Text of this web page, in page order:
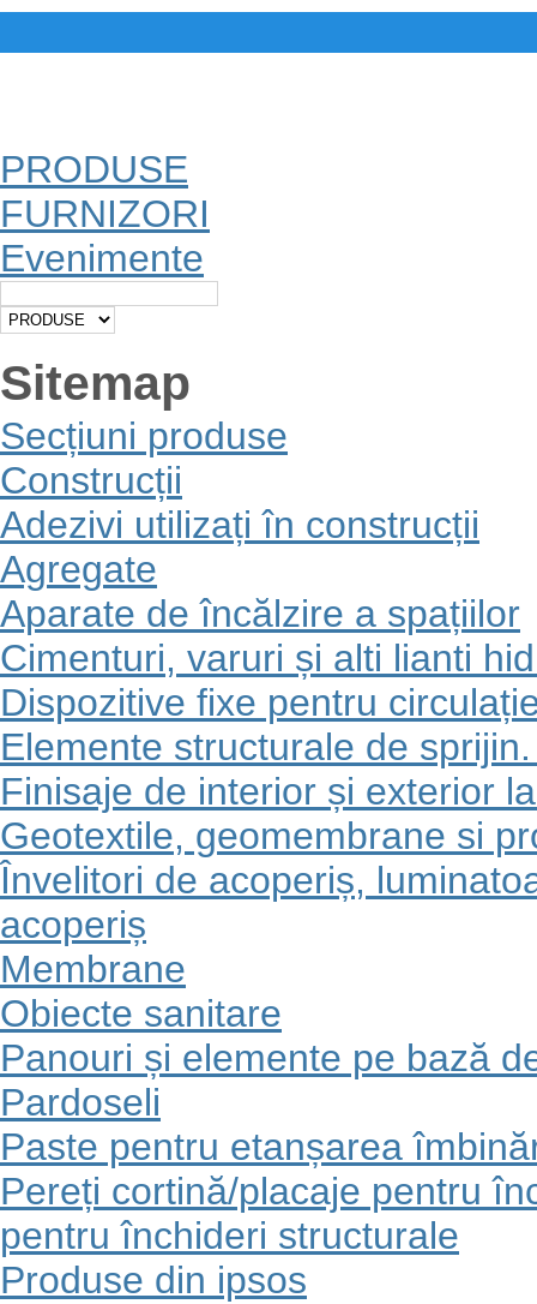
PRODUSE
FURNIZORI
Evenimente
Sitemap
Secțiuni produse
Construcții
Adezivi utilizați în construcții
Agregate
Aparate de încălzire a spațiilor
Cimenturi, varuri și alti lianti
Dispozitive fixe pentru
Elemente structurale de
Finisaje de interior și exterior
Geotextile, geomembrane si
Învelitori de acoperiș,
acoperiș
Membrane
Obiecte sanitare
Panouri și elemente pe bază
Pardoseli
Paste pentru etanșarea
Pereți cortină/placaje pentru
pentru închideri structurale
Produse din ipsos